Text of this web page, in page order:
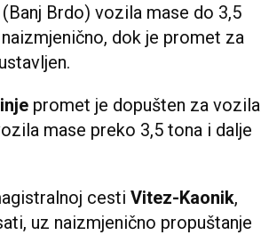
(Banj Brdo) vozila mase do 3,5
dok je promet za
promet je dopušten za vozila
mase preko 3,5 tona i dalje
cesti Vitez-Kaonik,
uz naizmjenično propuštanje